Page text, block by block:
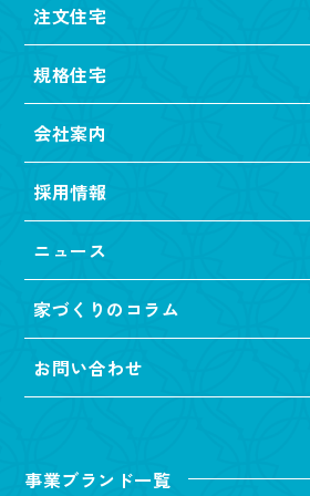
注文住宅
規格住宅
会社案内
採用情報
ニュース
家づくりのコラム
お問い合わせ
事業ブランド一覧